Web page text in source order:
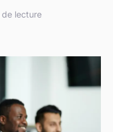
lecture